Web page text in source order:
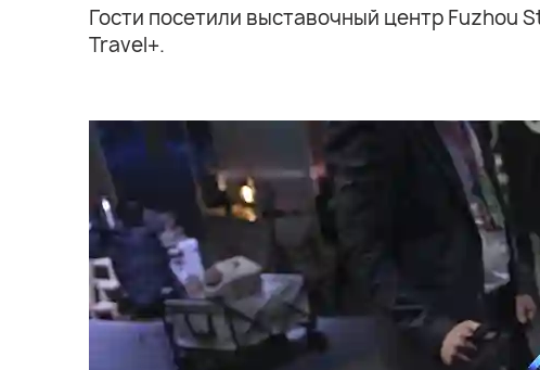
Гости посетили выставочный центр
Travel+.